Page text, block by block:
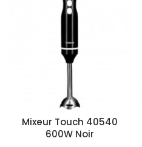
Mixeur Touch 40540
600W Noir